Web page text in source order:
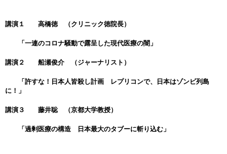
講演１ 高橋徳 （クリニック徳院長）
「一連のコロナ騒動で露呈した現代医療の闇」
講演２ 船瀬俊介 （ジャーナリスト）
「許すな！日本人皆殺し計画 レプリコンで、日本はゾンビ列島
に！」
講演３ 藤井聡 （京都大学教授）
「過剰医療の構造 日本最大のタブーに斬り込む」